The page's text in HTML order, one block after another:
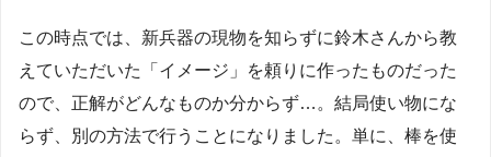
この時点では、新兵器の現物を知らずに鈴木さんから教
えていただいた「イメージ」を頼りに作ったものだった
ので、正解がどんなものか分からず…。結局使い物にな
らず、別の方法で行うことになりました。単に、棒を使